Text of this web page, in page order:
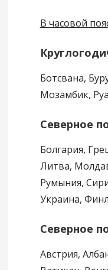
В часовой
Ботсвана,
Мозамбик,
Северное
Болгария,
Литва,
Румыния,
Украина,
Северное
Австрия,